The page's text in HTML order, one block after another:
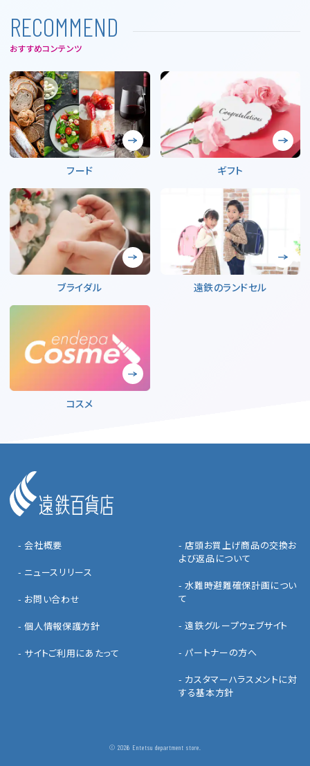
RECOMMEND
おすすめコンテンツ
フード ギフト
ブライダル 遠鉄のランドセル
コスメ
- 会社概要
- ニュースリリース
- お問い合わせ
- 個人情報保護方針
- サイトご利用にあたって
- 店頭お買上げ商品の交換お
よび返品について
- 水難時避難確保計画につい
て
- 遠鉄グループウェブサイト
- パートナーの方へ
- カスタマーハラスメントに対
する基本方針
© 2026 Entetsu department store.